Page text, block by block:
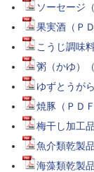
ソーセージ
果実酒（Ｐ
こうじ調味
粥（かゆ）
ゆずとうが
焼豚（ＰＤ
梅干し加工
魚介類乾製
海藻類乾製